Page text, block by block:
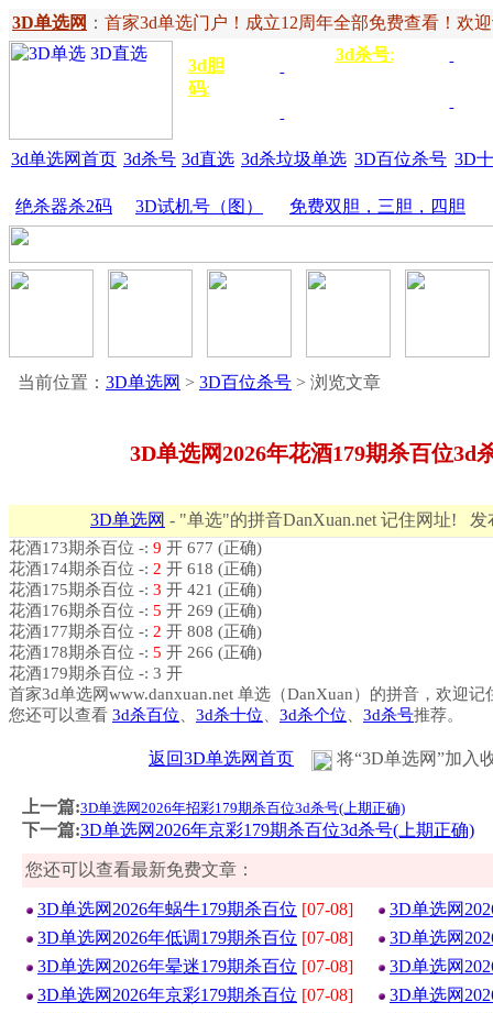
3D单选网 ： 首家3d单选门户！成立12周年全部免费查看！欢
3d胆
码:
3d杀号:
3d单选网首页 3d杀号 3d直选 3d杀垃圾单选 3D百位杀号 3D
绝杀器杀2码 3D试机号（图） 免费双胆，三胆，四胆
当前位置： 3D单选网 > 3D百位杀号 > 浏览文章
3D单选网2026年花酒179期杀百位3d
3D单选网 - "单选"的拼音DanXuan.net 记住网址! 发
花酒173期杀百位 -: 9 开 677 (正确)
花酒174期杀百位 -: 2 开 618 (正确)
花酒175期杀百位 -: 3 开 421 (正确)
花酒176期杀百位 -: 5 开 269 (正确)
花酒177期杀百位 -: 2 开 808 (正确)
花酒178期杀百位 -: 5 开 266 (正确)
花酒179期杀百位 -: 3 开
首家3d单选网www.danxuan.net 单选（DanXuan）的拼音，欢迎记
您还可以查看 3d杀百位 3d杀十位 3d杀个位 3d杀号推荐。
返回3D单选网首页 将“3D单选网”加入
上一篇:3D单选网2026年招彩179期杀百位3d杀号(上期正确)
下一篇:3D单选网2026年京彩179期杀百位3d杀号(上期正确)
您还可以查看最新免费文章：
3D单选网2026年蜗牛179期杀百位 [07-08]
3D单选网
3D单选网2026年低调179期杀百位 [07-08]
3D单选网
3D单选网2026年晕迷179期杀百位 [07-08]
3D单选网
3D单选网2026年京彩179期杀百位 [07-08]
3D单选网